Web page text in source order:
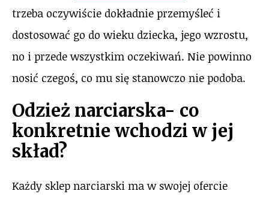
trzeba oczywiście dokładnie przemyśleć i
dostosować go do wieku dziecka, jego wzrostu,
no i przede wszystkim oczekiwań. Nie powinno
nosić czegoś, co mu się stanowczo nie podoba.
Odzież narciarska- co
konkretnie wchodzi w jej
skład?
Każdy sklep narciarski ma w swojej ofercie